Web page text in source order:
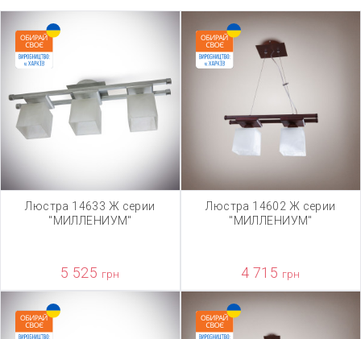
Люстра 14633 Ж серии
"МИЛЛЕНИУМ"
5 525 грн
Люстра 14602 Ж серии
"МИЛЛЕНИУМ"
4 715 грн